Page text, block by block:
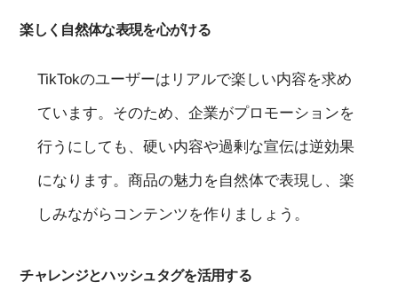
楽しく自然体な表現を心がける
TikTokのユーザーはリアルで楽しい内容を求め
ています。そのため、企業がプロモーションを
行うにしても、硬い内容や過剰な宣伝は逆効果
になります。商品の魅力を自然体で表現し、楽
しみながらコンテンツを作りましょう。
チャレンジとハッシュタグを活用する